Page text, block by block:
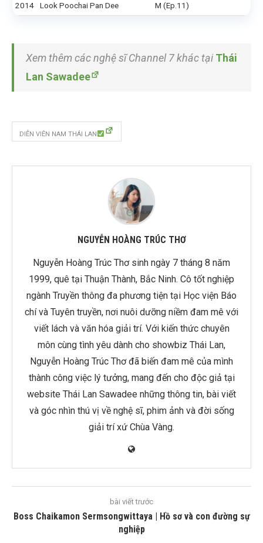
2014 Look Poochai Pan Dee M (Ep.11)
Xem thêm các nghệ sĩ Channel 7 khác tại Thái
Lan Sawadee
DIỄN VIÊN NAM THÁI LAN
NGUYỄN HOÀNG TRÚC THƠ
Nguyễn Hoàng Trúc Thơ sinh ngày 7 tháng 8 năm
1999, quê tại Thuận Thành, Bắc Ninh. Cô tốt nghiệp
ngành Truyền thông đa phương tiện tại Học viện Báo
chí và Tuyên truyền, nơi nuôi dưỡng niềm đam mê với
viết lách và văn hóa giải trí. Với kiến thức chuyên
môn cùng tình yêu dành cho showbiz Thái Lan,
Nguyễn Hoàng Trúc Thơ đã biến đam mê của mình
thành công việc lý tưởng, mang đến cho độc giả tại
website Thái Lan Sawadee những thông tin, bài viết
và góc nhìn thú vị về nghệ sĩ, phim ảnh và đời sống
giải trí xứ Chùa Vàng.
bài viết trước
Boss Chaikamon Sermsongwittaya | Hồ sơ và con đường sự
nghiệp